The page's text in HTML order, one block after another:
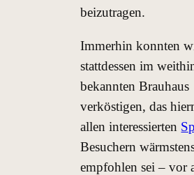
beizutragen.
Immerhin konnten
stattdessen im
bekannten Brauhaus
verköstigen, das
allen interessierten
Besuchern
empfohlen sei – vor